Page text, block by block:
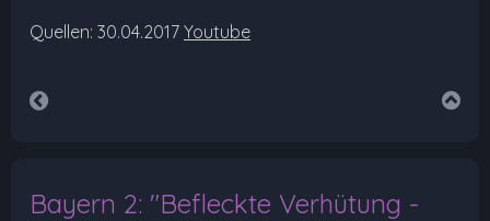
Quellen: 30.04.2017 Youtube
Bayern 2: "Befleckte Verhütung -